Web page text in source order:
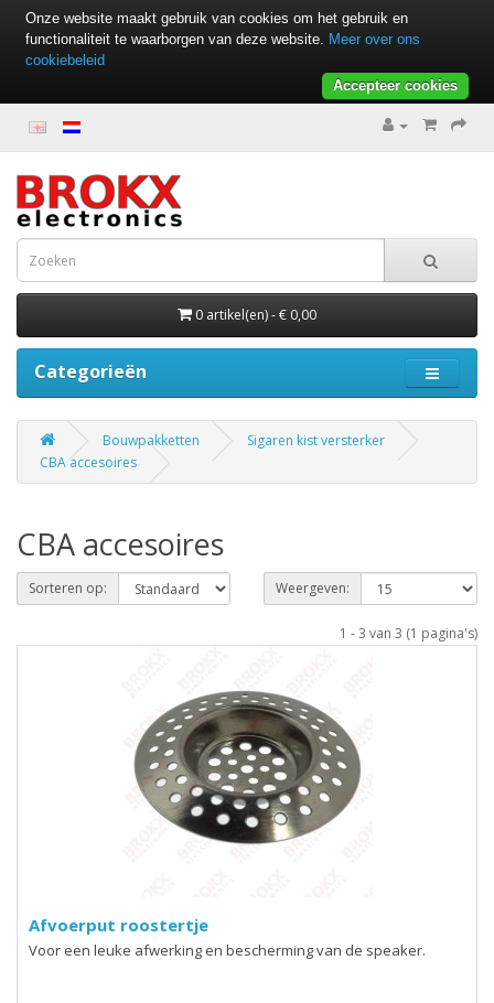
0 artikel(en) - € 0,00
Categorieën
Bouwpakketten
Sigaren kist versterker
CBA accesoires
CBA accesoires
Sorteren op: Weergeven:
1 - 3 van 3 (1 pagina's)
Afvoerput roostertje
Voor een leuke afwerking en bescherming van de speaker.
Onze website maakt gebruik van cookies om het gebruik en
functionaliteit te waarborgen van deze website. Meer over ons
cookiebeleid
Accepteer cookies